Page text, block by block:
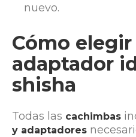
nuevo.
Cómo elegir
adaptador
shisha
Todas las cachimbas
y adaptadores